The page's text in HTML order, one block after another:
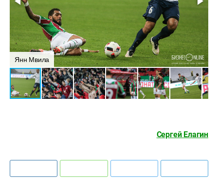
Янн Мвила
Сергей Елагин